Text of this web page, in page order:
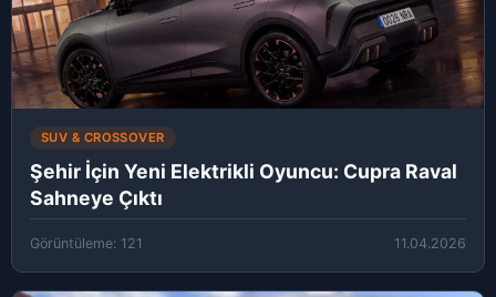
SUV & CROSSOVER
Şehir İçin Yeni Elektrikli Oyuncu: Cupra Raval
Sahneye Çıktı
Görüntüleme: 121 11.04.2026